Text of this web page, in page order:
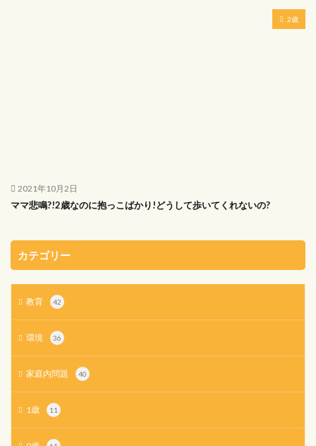
2歳
2021年10月2日
ママ悲鳴?!2歳なのに抱っこばかり!どうして歩いてくれないの?
カテゴリー
教育 42
環境 36
家庭内問題 40
1歳 11